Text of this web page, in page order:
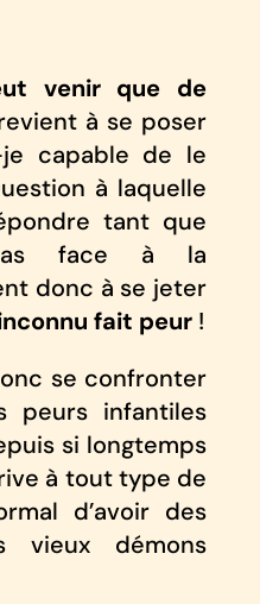
venir que de
à se poser
capable de le
à laquelle
tant que
face à la
donc à se jeter
fait peur!
se confronter
peurs infantiles
si longtemps
à tout type de
d’avoir des
vieux démons